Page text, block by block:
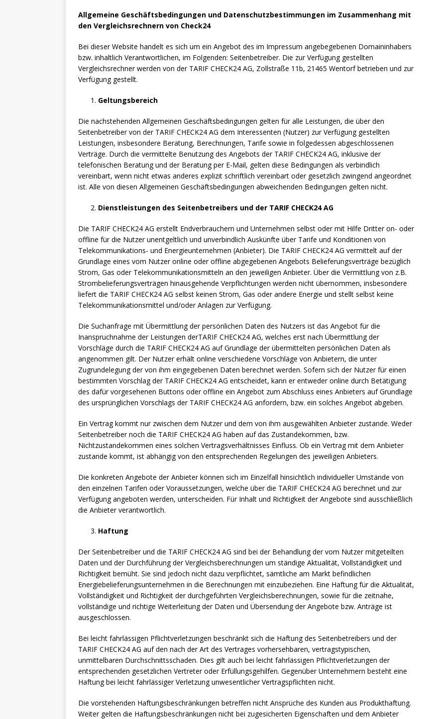
Allgemeine Geschäftsbedingungen und Datenschutzbestimmungen im Zusammenhang mit
den Vergleichsrechnern von Check24
Bei dieser Website handelt es sich um ein Angebot des im Impressum angebegebenen Domaininhabers
bzw. inhaltlich Verantwortlichen, im Folgenden: Seitenbetreiber. Die zur Verfügung gestellten
Vergleichsrechner werden von der TARIF CHECK24 AG, Zollstraße 11b, 21465 Wentorf betrieben und zur
Verfügung gestellt.
Geltungsbereich
Die nachstehenden Allgemeinen Geschäftsbedingungen gelten für alle Leistungen, die über den
Seitenbetreiber von der TARIF CHECK24 AG dem Interessenten (Nutzer) zur Verfügung gestellten
Leistungen, insbesondere Beratung, Berechnungen, Tarife sowie in folgedessen abgeschlossenen
Verträge. Durch die vermittelte Benutzung des Angebots der TARIF CHECK24 AG, inklusive der
telefonischen Beratung und der Beratung per E-Mail, gelten diese Bedingungen als verbindlich
vereinbart, wenn nicht etwas anderes explizit schriftlich vereinbart oder gesetzlich zwingend angeordnet
ist. Alle von diesen Allgemeinen Geschäftsbedingungen abweichenden Bedingungen gelten nicht.
Dienstleistungen des Seitenbetreibers und der TARIF CHECK24 AG
Die TARIF CHECK24 AG erstellt Endverbrauchern und Unternehmen selbst oder mit Hilfe Dritter on- oder
offline für die Nutzer unentgeltlich und unverbindlich Auskünfte über Tarife und Konditionen von
Telekommunikations- und Energieunternehmen (Anbieter). Die TARIF CHECK24 AG vermittelt auf der
Grundlage eines vom Nutzer online oder offline abgegebenen Angebots Belieferungsverträge bezüglich
Strom, Gas oder Telekommunikationsmitteln an den jeweiligen Anbieter. Über die Vermittlung von z.B.
Strombelieferungsverträgen hinausgehende Verpflichtungen werden nicht übernommen, insbesondere
liefert die TARIF CHECK24 AG selbst keinen Strom, Gas oder andere Energie und stellt selbst keine
Telekommunikationsmittel und/oder Anlagen zur Verfügung.
Die Suchanfrage mit Übermittlung der persönlichen Daten des Nutzers ist das Angebot für die
Inanspruchnahme der Leistungen derTARIF CHECK24 AG, welches erst nach Übermittlung der
Vorschläge durch die TARIF CHECK24 AG auf Grundlage der übermittelten persönlichen Daten als
angenommen gilt. Der Nutzer erhält online verschiedene Vorschläge von Anbietern, die unter
Zugrundelegung der von ihm eingegebenen Daten berechnet werden. Sofern sich der Nutzer für einen
bestimmten Vorschlag der TARIF CHECK24 AG entscheidet, kann er entweder online durch Betätigung
des dafür vorgesehenen Buttons oder offline ein Angebot zum Abschluss eines Anbieters auf Grundlage
des ursprünglichen Vorschlags der TARIF CHECK24 AG anfordern, bzw. ein solches Angebot abgeben.
Ein Vertrag kommt nur zwischen dem Nutzer und dem von ihm ausgewählten Anbieter zustande. Weder
Seitenbetreiber noch die TARIF CHECK24 AG haben auf das Zustandekommen, bzw.
Nichtzustandekommen eines solchen Vertragsverhältnisses Einfluss. Ob ein Vertrag mit dem Anbieter
zustande kommt, ist abhängig von den entsprechenden Regelungen des jeweiligen Anbieters.
Die konkreten Angebote der Anbieter können sich im Einzelfall hinsichtlich individueller Umstände von
den einzelnen Tarifen oder Voraussetzungen, welche über die TARIF CHECK24 AG berechnet und zur
Verfügung angeboten werden, unterscheiden. Für Inhalt und Richtigkeit der Angebote sind ausschließlich
die Anbieter verantwortlich.
Haftung
Der Seitenbetreiber und die TARIF CHECK24 AG sind bei der Behandlung der vom Nutzer mitgeteilten
Daten und der Durchführung der Vergleichsberechnungen um ständige Aktualität, Vollständigkeit und
Richtigkeit bemüht. Sie sind jedoch nicht dazu verpflichtet, sämtliche am Markt befindlichen
Energiebelieferungsunternehmen in die Berechnungen mit einzubeziehen. Eine Haftung für die Aktualität,
Vollständigkeit und Richtigkeit der durchgeführten Vergleichsberechnungen, sowie für die zeitnahe,
vollständige und richtige Weiterleitung der Daten und Übersendung der Angebote bzw. Anträge ist
ausgeschlossen.
Bei leicht fahrlässigen Pflichtverletzungen beschränkt sich die Haftung des Seitenbetreibers und der
TARIF CHECK24 AG auf den nach der Art des Vertrages vorhersehbaren, vertragstypischen,
unmittelbaren Durchschnittsschaden. Dies gilt auch bei leicht fahrlässigen Pflichtverletzungen der
entsprechenden gesetzlichen Vertreter oder Erfüllungsgehilfen. Gegenüber Unternehmern besteht eine
Haftung bei leicht fahrlässiger Verletzung unwesentlicher Vertragspflichten nicht.
Die vorstehenden Haftungsbeschränkungen betreffen nicht Ansprüche des Kunden aus Produkthaftung.
Weiter gelten die Haftungsbeschränkungen nicht bei zugesicherten Eigenschaften und dem Anbieter